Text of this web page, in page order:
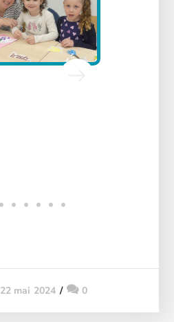
22 mai 2024 0